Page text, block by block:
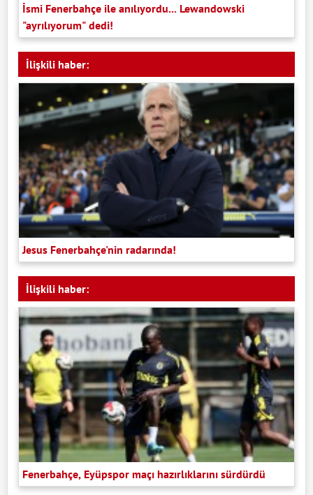
İsmi Fenerbahçe ile anılıyordu... Lewandowski
"ayrılıyorum" dedi!
İlişkili haber:
Jesus Fenerbahçe'nin radarında!
İlişkili haber:
Fenerbahçe, Eyüpspor maçı hazırlıklarını sürdürdü